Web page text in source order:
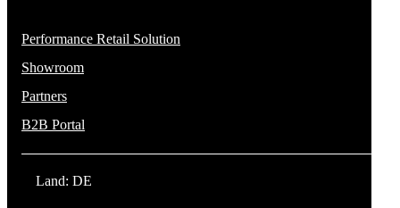
Performance Retail Solution
Showroom
Partners
B2B Portal
Land: DE